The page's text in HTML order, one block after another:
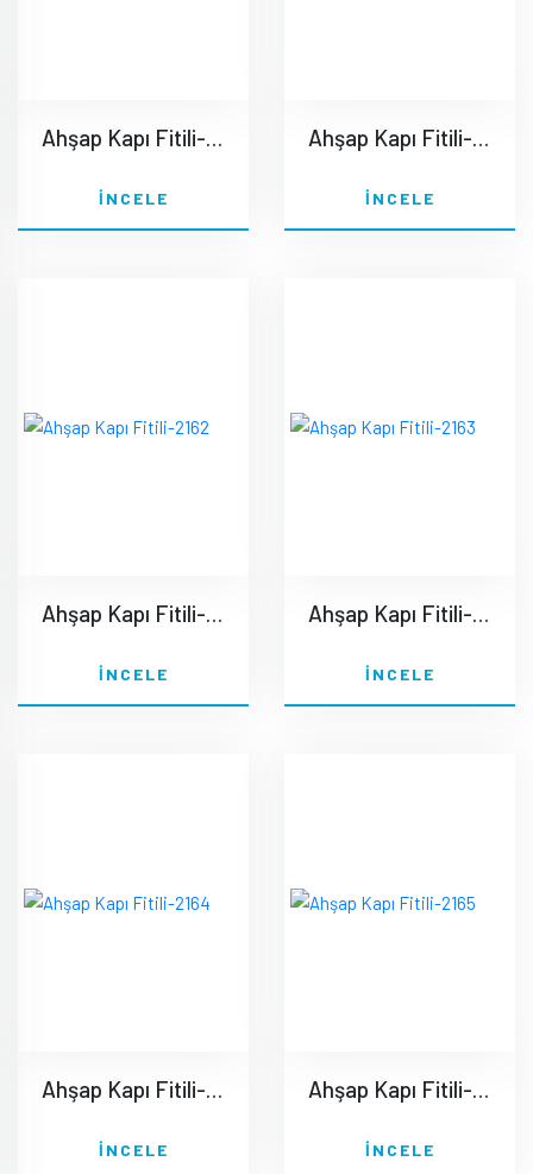
Ahşap Kapı Fitili-2160
İNCELE
Ahşap Kapı Fitili-2161
İNCELE
Ahşap Kapı Fitili-2162
İNCELE
Ahşap Kapı Fitili-2163
İNCELE
Ahşap Kapı Fitili-2164
İNCELE
Ahşap Kapı Fitili-2165
İNCELE